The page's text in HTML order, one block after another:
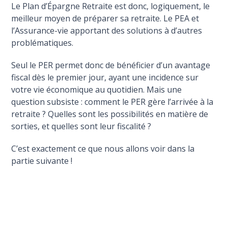
Le Plan d’Épargne Retraite est donc, logiquement, le
meilleur moyen de préparer sa retraite. Le PEA et
l’Assurance-vie apportant des solutions à d’autres
problématiques.
Seul le PER permet donc de bénéficier d’un avantage
fiscal dès le premier jour, ayant une incidence sur
votre vie économique au quotidien. Mais une
question subsiste : comment le PER gère l’arrivée à la
retraite ? Quelles sont les possibilités en matière de
sorties, et quelles sont leur fiscalité ?
C’est exactement ce que nous allons voir dans la
partie suivante !